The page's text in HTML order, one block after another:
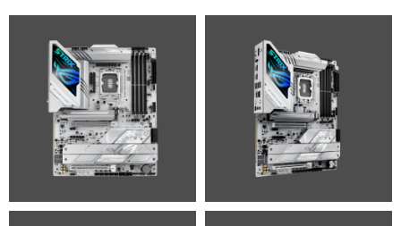
Prémios
Galeria
Onde Comprar
Suporte